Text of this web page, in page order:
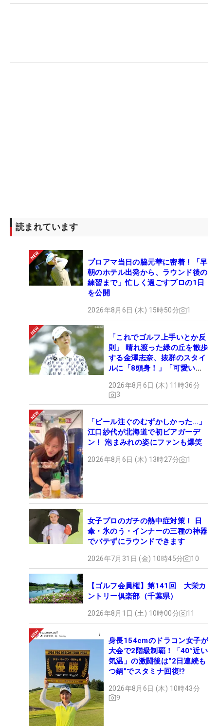
読まれています
プロアマ当日の脇元華に密着！「早
朝のホテル出発から、ラウンド後の
練習まで」忙しく過ごすプロの1日
を公開
2026年8月6日 (木) 15時50分 1
「これでゴルフ上手いとか反
則」 晴れ渡った緑の丘を散歩
する金澤志奈、抜群のスタイ
ルに「8頭身！」「可愛いに
2026年8月6日 (木) 11時36分
3
「ビール注ぐのむずかしかった…」
江口紗代が北海道で初ビアガーデ
ン！ 泡まみれの姿にファンも爆笑
2026年8月6日 (木) 13時27分 1
女子プロのガチの熱中症対策！ 日
傘・氷のう・インナーの三種の神器
でバテずにラウンドできます
2026年7月31日 (金) 10時45分 10
【ゴルフ会員権】第141回 大栄カ
ントリー俱楽部（千葉県）
2026年8月1日 (土) 10時00分 11
身長154cmのドラコン女子が
大会で2階級制覇！「40°近い
気温」の激闘後は“2日連続も
つ鍋”でスタミナ回復!?
2026年8月6日 (木) 10時43分
9